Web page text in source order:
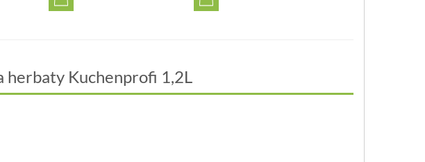
herbaty Kuchenprofi 1,2L